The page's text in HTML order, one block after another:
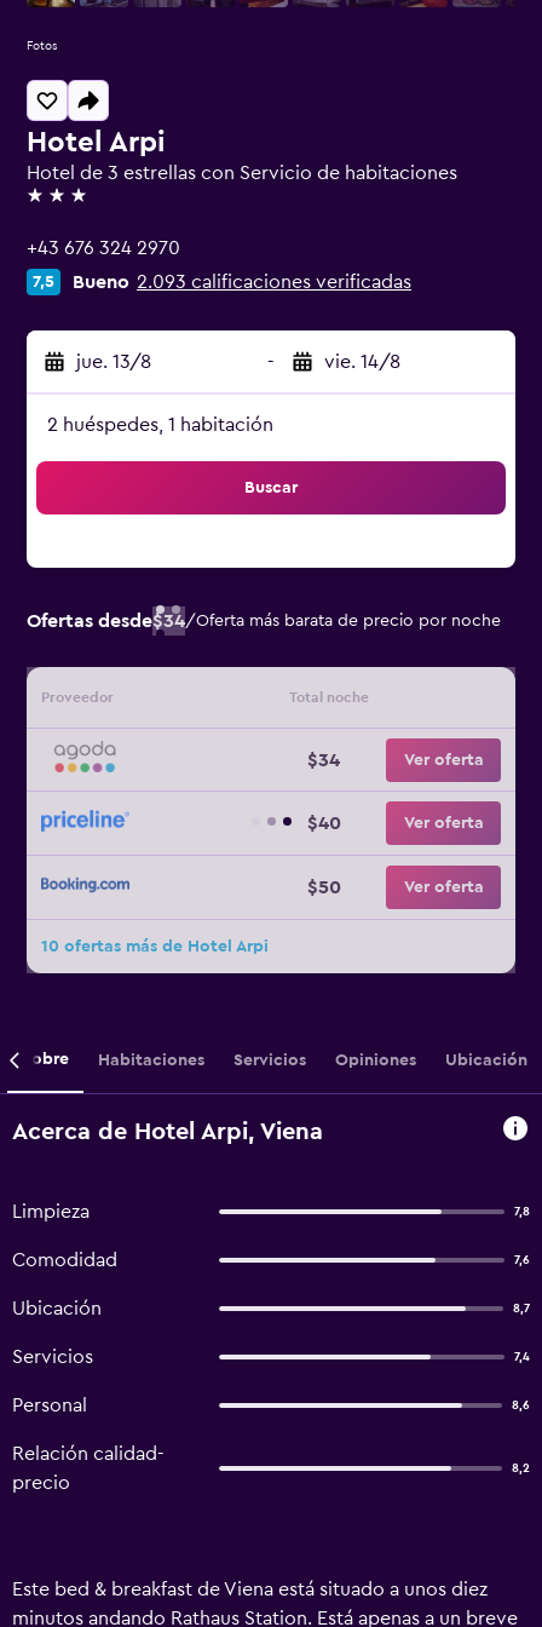
Hotel Arpi
Hotel de 3 estrellas con Servicio de habitaciones
3 estrellas
+43 676 324 2970
7,5 Bueno 2.093 calificaciones verificadas
jue. 13/8 - vie. 14/8
2 huéspedes, 1 habitación
Buscar
Ofertas desde$34/Oferta más barata de precio por noche
Proveedor Total noche
$34 Ver oferta
$40 Ver oferta
$50 Ver oferta
10 ofertas más de Hotel Arpi
Fotos
Sobre Habitaciones Servicios Opiniones Ubicación
Acerca de Hotel Arpi, Viena
Limpieza 7,8
Comodidad 7,6
Ubicación 8,7
Servicios 7,4
Personal 8,6
Relación calidad-
precio
8,2
Este bed & breakfast de Viena está situado a unos diez
minutos andando Rathaus Station. Está apenas a un breve